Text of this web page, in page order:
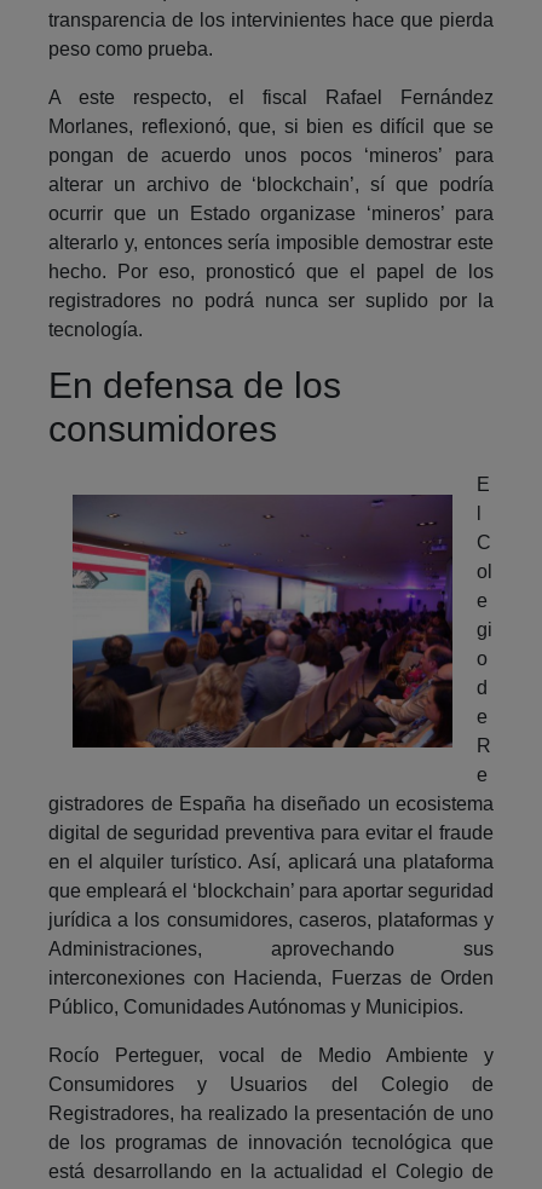
transparencia de los intervinientes hace que pierda
peso como prueba.
A este respecto, el fiscal Rafael Fernández
Morlanes, reflexionó, que, si bien es difícil que se
pongan de acuerdo unos pocos ‘mineros’ para
alterar un archivo de ‘blockchain’, sí que podría
ocurrir que un Estado organizase ‘mineros’ para
alterarlo y, entonces sería imposible demostrar este
hecho. Por eso, pronosticó que el papel de los
registradores no podrá nunca ser suplido por la
tecnología.
En defensa de los
consumidores
E
C
ol
e
gi
o
d
e
R
e
gistradores de España ha diseñado un ecosistema
digital de seguridad preventiva para evitar el fraude
en el alquiler turístico. Así, aplicará una plataforma
que empleará el ‘blockchain’ para aportar seguridad
jurídica a los consumidores, caseros, plataformas y
Administraciones, aprovechando sus
interconexiones con Hacienda, Fuerzas de Orden
Público, Comunidades Autónomas y Municipios.
Rocío Perteguer, vocal de Medio Ambiente y
Consumidores y Usuarios del Colegio de
Registradores, ha realizado la presentación de uno
de los programas de innovación tecnológica que
está desarrollando en la actualidad el Colegio de